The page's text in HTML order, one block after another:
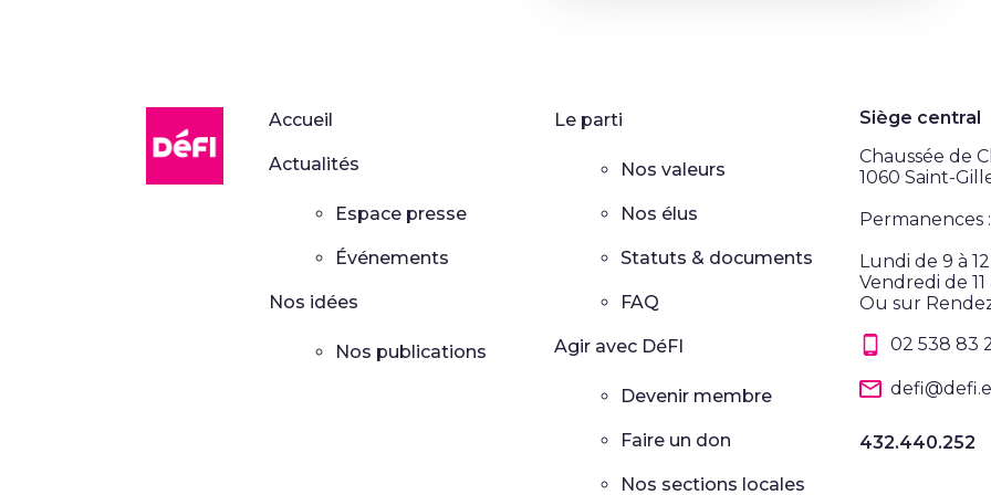
Accueil
Actualités
Espace presse
Événements
Nos idées
Nos publications
Le parti
Nos valeurs
Nos élus
Statuts & documents
FAQ
Agir avec DéFI
Devenir membre
Faire un don
Nos sections locales
Siège central
Chaussée de
1060 Saint-
Permanences :
Lundi de 9 à
Vendredi de 11
Ou sur
02 538 83
432.440.252